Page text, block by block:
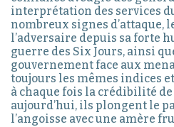
interprétation des services
nombreux signes d’attaque,
l’adversaire depuis sa forte
guerre des Six Jours, ainsi
gouvernement face aux
toujours les mêmes indices
à chaque fois la crédibilité
aujourd’hui, ils plongent le
l’angoisse avec une amère